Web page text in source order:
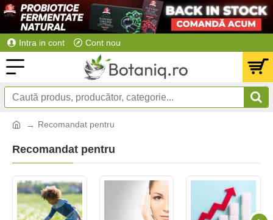
Intra in cont Cont nou
Recomandat pentru
Recomandat pentru